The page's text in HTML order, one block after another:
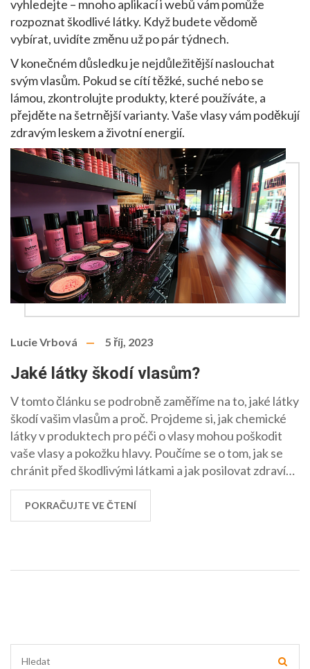
vyhledejte – mnoho aplikací i webů vám pomůže
rozpoznat škodlivé látky. Když budete vědomě
vybírat, uvidíte změnu už po pár týdnech.
V konečném důsledku je nejdůležitější naslouchat
svým vlasům. Pokud se cítí těžké, suché nebo se
lámou, zkontrolujte produkty, které používáte, a
přejděte na šetrnější varianty. Vaše vlasy vám poděkují
zdravým leskem a životní energií.
Lucie Vrbová 5 říj, 2023
Jaké látky škodí vlasům?
V tomto článku se podrobně zaměříme na to, jaké látky
škodí vašim vlasům a proč. Projdeme si, jak chemické
látky v produktech pro péči o vlasy mohou poškodit
vaše vlasy a pokožku hlavy. Poučíme se o tom, jak se
chránit před škodlivými látkami a jak posilovat zdraví
našich vlasů. Sdílím tady své zkušenosti a rady z první
ruky a doufám, že vám pomůžou udržet vaše vlasy
zdravé a krásné.
POKRAČUJTE VE ČTENÍ